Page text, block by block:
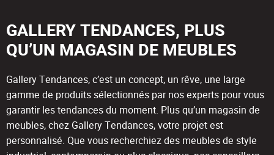
GALLERY TENDANCES, PLUS
QU’UN MAGASIN DE MEUBLES
Gallery Tendances, c’est un concept, un rêve, une large
gamme de produits sélectionnés par nos experts pour vous
garantir les tendances du moment. Plus qu’un magasin de
meubles, chez Gallery Tendances, votre projet est
personnalisé. Que vous recherchiez des meubles de style